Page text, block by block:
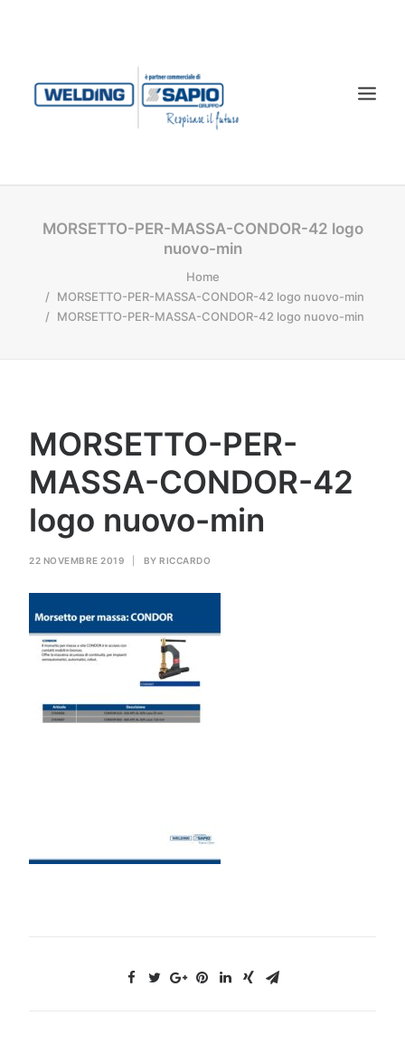
CHI SIAMO
SERVIZI
HEROLASER
RICERCA
MORSETTO-PER-MASSA-CONDOR-42 logo
nuovo-min
Home
MORSETTO-PER-MASSA-CONDOR-42 logo nuovo-min
MORSETTO-PER-MASSA-CONDOR-42 logo nuovo-min
MORSETTO-PER-
MASSA-CONDOR-42
logo nuovo-min
22 NOVEMBRE 2019 BY RICCARDO